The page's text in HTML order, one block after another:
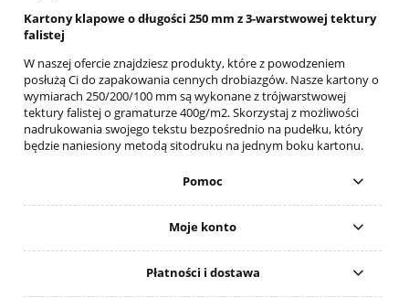
Kartony klapowe o długości 250 mm z 3-warstwowej tektury
falistej
W naszej ofercie znajdziesz produkty, które z powodzeniem
posłużą Ci do zapakowania cennych drobiazgów. Nasze kartony o
wymiarach 250/200/100 mm są wykonane z trójwarstwowej
tektury falistej o gramaturze 400g/m2. Skorzystaj z możliwości
nadrukowania swojego tekstu bezpośrednio na pudełku, który
będzie naniesiony metodą sitodruku na jednym boku kartonu.
Pomoc
Moje konto
Płatności i dostawa